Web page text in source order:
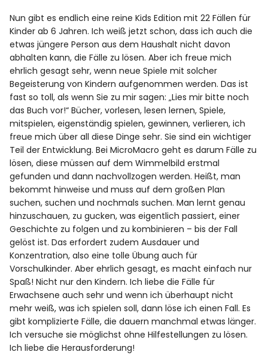
Nun gibt es endlich eine reine Kids Edition mit 22 Fällen für
Kinder ab 6 Jahren. Ich weiß jetzt schon, dass ich auch die
etwas jüngere Person aus dem Haushalt nicht davon
abhalten kann, die Fälle zu lösen. Aber ich freue mich
ehrlich gesagt sehr, wenn neue Spiele mit solcher
Begeisterung von Kindern aufgenommen werden. Das ist
fast so toll, als wenn Sie zu mir sagen: „Lies mir bitte noch
das Buch vor!“ Bücher, vorlesen, lesen lernen, Spiele,
mitspielen, eigenständig spielen, gewinnen, verlieren, ich
freue mich über all diese Dinge sehr. Sie sind ein wichtiger
Teil der Entwicklung. Bei MicroMacro geht es darum Fälle zu
lösen, diese müssen auf dem Wimmelbild erstmal
gefunden und dann nachvollzogen werden. Heißt, man
bekommt hinweise und muss auf dem großen Plan
suchen, suchen und nochmals suchen. Man lernt genau
hinzuschauen, zu gucken, was eigentlich passiert, einer
Geschichte zu folgen und zu kombinieren – bis der Fall
gelöst ist. Das erfordert zudem Ausdauer und
Konzentration, also eine tolle Übung auch für
Vorschulkinder. Aber ehrlich gesagt, es macht einfach nur
Spaß! Nicht nur den Kindern. Ich liebe die Fälle für
Erwachsene auch sehr und wenn ich überhaupt nicht
mehr weiß, was ich spielen soll, dann löse ich einen Fall. Es
gibt komplizierte Fälle, die dauern manchmal etwas länger.
Ich versuche sie möglichst ohne Hilfestellungen zu lösen.
Ich liebe die Herausforderung!